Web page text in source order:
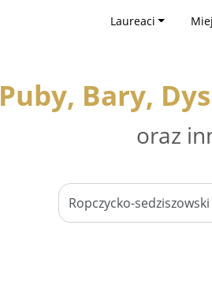
Laureaci
Puby, Bary,
oraz